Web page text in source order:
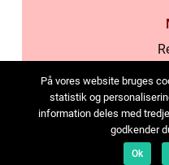
På vores website bruges
statistik og
information deles med
godkender
Ok